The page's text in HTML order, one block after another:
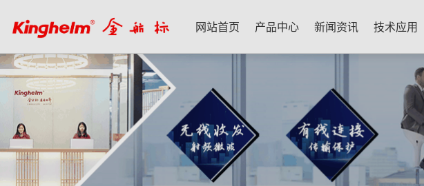
网站首页 产品中心
产品中心
射频微波天线
射频线转接线
板端座子弹片
新闻资讯
新闻资讯
每日芯闻
行业资讯
三八八问
技术应用
技术应用
每日一品
应用案例
技术交流
名家专栏
宋仕强
林雪萍
齐大峰
关于我们
关于我们
联系我们
用户协议